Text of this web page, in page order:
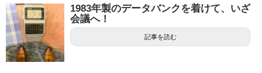
1983年製のデータバンクを着けて、いざ
会議へ！
記事を読む